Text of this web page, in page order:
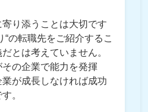
り添うことは大切です
“の転職先をご紹介するこ
とは考えていません。
の企業で能力を発揮
が成長しなければ成功
。